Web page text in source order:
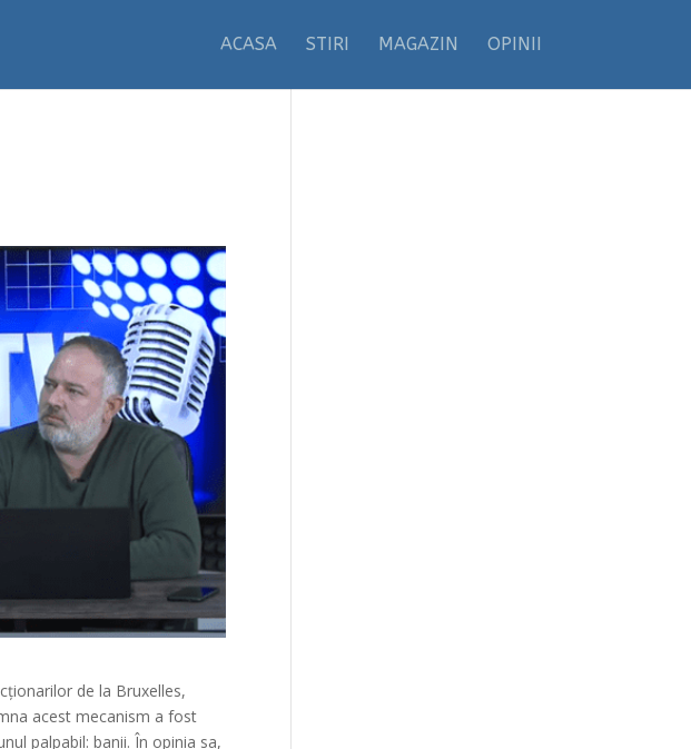
ACASA STIRI MAGAZIN OPINII
de la Bruxelles,
acest mecanism a fost
palpabil: banii. În opinia sa,